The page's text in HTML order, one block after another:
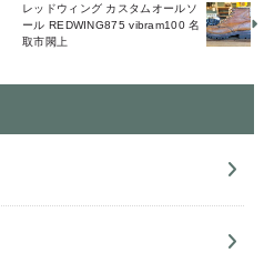
レッドウィング カスタムオールソ
ール REDWING875 vibram100 名
取市閖上